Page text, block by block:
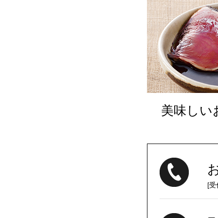
美味しい
[受